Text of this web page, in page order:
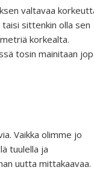
valtavaa
sittenkin olla sen
korkealta.
tosin mainitaan
Vaikka olimme jo
tuulella ja
uutta mittakaavaa.